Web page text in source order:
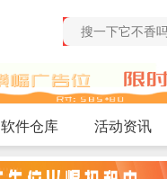
软件仓库 活动资讯